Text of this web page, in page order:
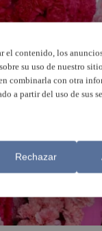
el contenido, los
su uso de nuestro
combinarla con otra
a partir del uso de sus
Rechazar